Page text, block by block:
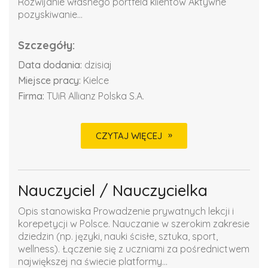
pozyskiwanie...
Szczegóły:
Data dodania: dzisiaj
Miejsce pracy: Kielce
Firma: TUiR Allianz Polska S.A.
CZYTAJ WIĘCEJ
Nauczyciel / Nauczycielka
Opis stanowiska Prowadzenie prywatnych lekcji i
korepetycji w Polsce. Nauczanie w szerokim zakresie
dziedzin (np. języki, nauki ścisłe, sztuka, sport,
wellness). Łączenie się z uczniami za pośrednictwem
największej na świecie platformy...